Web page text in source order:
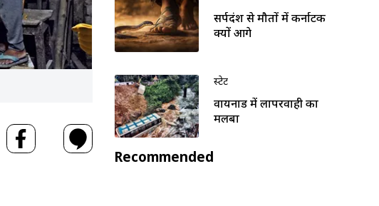
सर्पदंश से मौतों में कर्नाटक
क्यों आगे
स्टेट
वायनाड में लापरवाही का
मलबा
Recommended